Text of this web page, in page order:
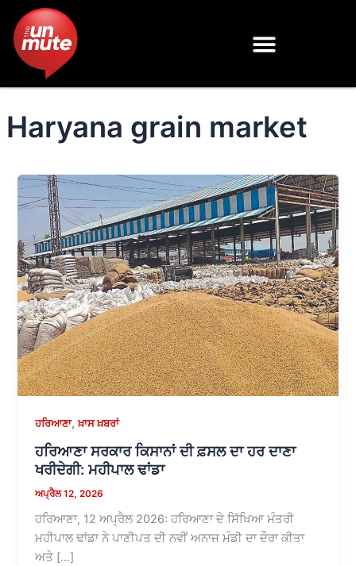
content
Haryana grain market
ਹਰਿਆਣਾ,ਖ਼ਾਸ ਖ਼ਬਰਾਂ
ਹਰਿਆਣਾ ਸਰਕਾਰ ਕਿਸਾਨਾਂ ਦੀ ਫ਼ਸਲ ਦਾ ਹਰ ਦਾਣਾ
ਖਰੀਦੇਗੀ: ਮਹੀਪਾਲ ਢਾਂਡਾ
ਅਪ੍ਰੈਲ 12, 2026
ਹਰਿਆਣਾ, 12 ਅਪ੍ਰੈਲ 2026: ਹਰਿਆਣਾ ਦੇ ਸਿੱਖਿਆ ਮੰਤਰੀ
ਮਹੀਪਾਲ ਢਾਂਡਾ ਨੇ ਪਾਣੀਪਤ ਦੀ ਨਵੀਂ ਅਨਾਜ ਮੰਡੀ ਦਾ ਦੌਰਾ ਕੀਤਾ
ਅਤੇ […]